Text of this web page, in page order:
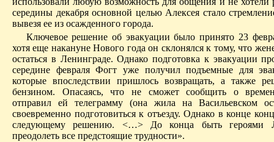
середины декабря основной целью Алексея стало
вывезя ее из осажденного города.
Ключевое решение об эвакуации было принято 23
хотя еще накануне Нового года он склонялся к тому, что
остаться в Ленинграде. Однако подготовка к эвакуации
середине февраля Фогт уже получил подъемные для
которые впоследствии пришлось возвращать, а также
бензином. Опасаясь, что не сможет сообщить о
отправил ей телеграмму (она жила на Васильевском
своевременно подготовиться к отъезду. Однако в конце
следующему решению. <…>
До конца быть героями
преодолеть все предстоящие трудности».